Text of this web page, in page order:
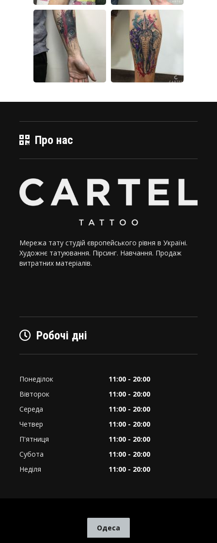
Про нас
Мережа тату студій європейського рівня в Україні.
Художнє татуювання. Пірсинг. Навчання. Продаж
витратних матеріалів.
Робочі дні
Понеділок
11:00 - 20:00
Вівторок
11:00 - 20:00
Середа
11:00 - 20:00
Четвер
11:00 - 20:00
П'ятниця
11:00 - 20:00
Субота
11:00 - 20:00
Неділя
11:00 - 20:00
Одеса